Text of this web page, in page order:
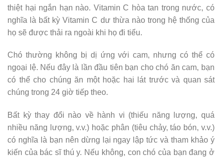
thiệt hại ngắn hạn nào. Vitamin C hòa tan trong nước, có
nghĩa là bất kỳ Vitamin C dư thừa nào trong hệ thống của
họ sẽ được thải ra ngoài khi họ đi tiểu.
Chó thường không bị dị ứng với cam, nhưng có thể có
ngoại lệ. Nếu đây là lần đầu tiên bạn cho chó ăn cam, bạn
có thể cho chúng ăn một hoặc hai lát trước và quan sát
chúng trong 24 giờ tiếp theo.
Bất kỳ thay đổi nào về hành vi (thiếu năng lượng, quá
nhiều năng lượng, v.v.) hoặc phân (tiêu chảy, táo bón, v.v.)
có nghĩa là bạn nên dừng lại ngay lập tức và tham khảo ý
kiến ​​của bác sĩ thú y. Nếu không, con chó của bạn đang ở